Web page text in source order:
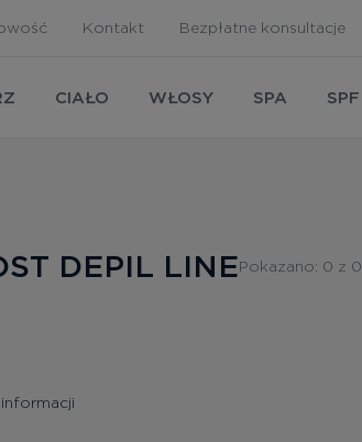
Kontakt Bezpłatne konsultacje
CIAŁO WŁOSY SPA SPF
DEPIL LINEPokazano: 0 z 0